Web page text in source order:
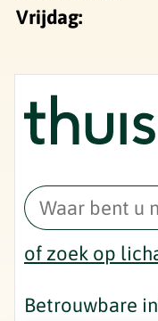
Vrijdag:
of zoek op
Betrouwbare